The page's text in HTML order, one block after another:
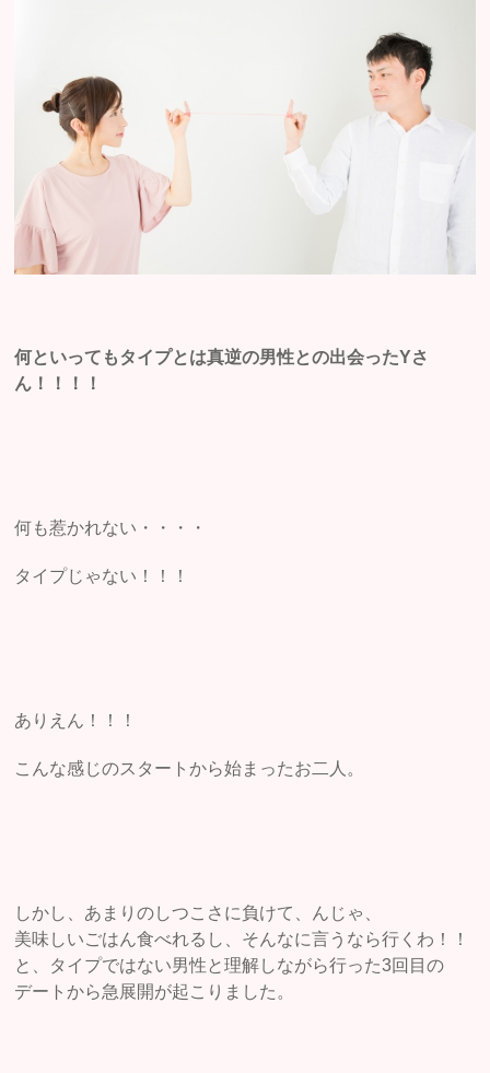
何といってもタイプとは真逆の男性との出会ったYさ
ん！！！！
何も惹かれない・・・・
タイプじゃない！！！
ありえん！！！
こんな感じのスタートから始まったお二人。
しかし、あまりのしつこさに負けて、んじゃ、
美味しいごはん食べれるし、そんなに言うなら行くわ！！
と、タイプではない男性と理解しながら行った3回目の
デートから急展開が起こりました。